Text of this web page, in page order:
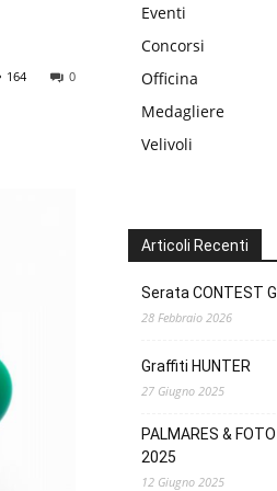
0
164
Eventi
Concorsi
Officina
Medagliere
Velivoli
Articoli Recenti
Serata CONTEST
28 Febbraio 2026
Graffiti HUNTER
27 Giugno 2025
PALMARES &
2025
12 Giugno 2025